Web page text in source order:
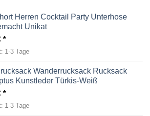
Herren Cocktail Party Unterhose
Unikat
1-3 Tage
Wanderrucksack Rucksack
Kunstleder Türkis-Weiß
1-3 Tage